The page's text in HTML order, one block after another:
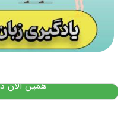
پکیج آموزش زبان
همین الان